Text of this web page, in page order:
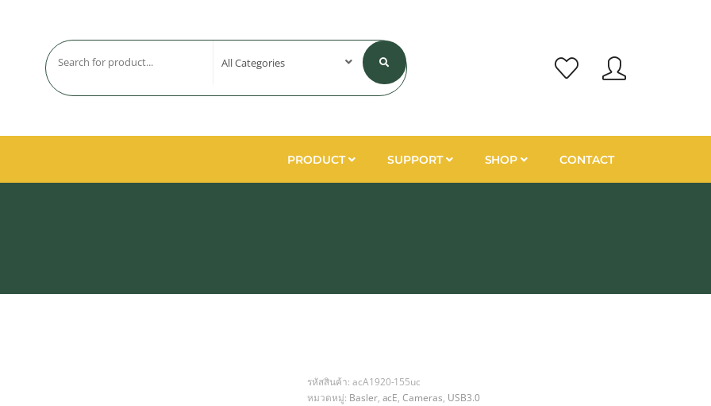
PRODUCT SUPPORT SHOP CONTACT
รหัสสินค้า: acA1920-155uc
หมวดหมู่: Basler, acE ,Cameras USB3.0